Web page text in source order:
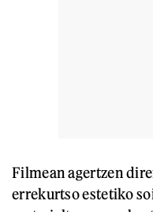
Filmean agertzen
errekurtso estetiko